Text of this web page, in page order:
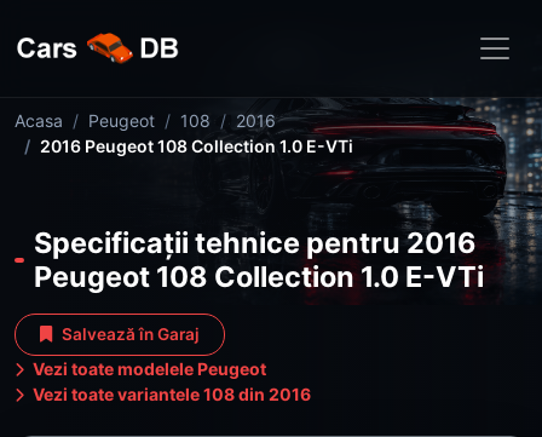
Acasa Peugeot 108
2016
2016 Peugeot 108 Collection 1.0 E-VTi
Specificații tehnice pentru 2016
Peugeot 108 Collection 1.0 E-VTi
Salvează în Garaj
Vezi toate modelele Peugeot
Vezi toate variantele 108 din 2016